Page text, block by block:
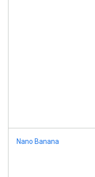
Nano Banana